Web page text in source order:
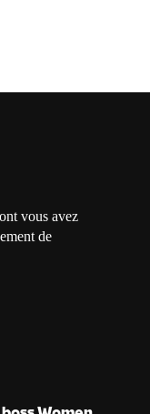
vous avez
de